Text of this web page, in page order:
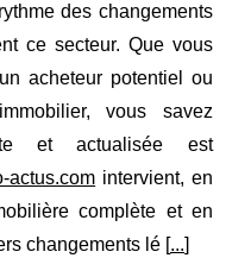
des changements
ce secteur. Que vous
acheteur potentiel ou
vous savez
et actualisée est
actus.com intervient, en
complète et en
changements lé [...]